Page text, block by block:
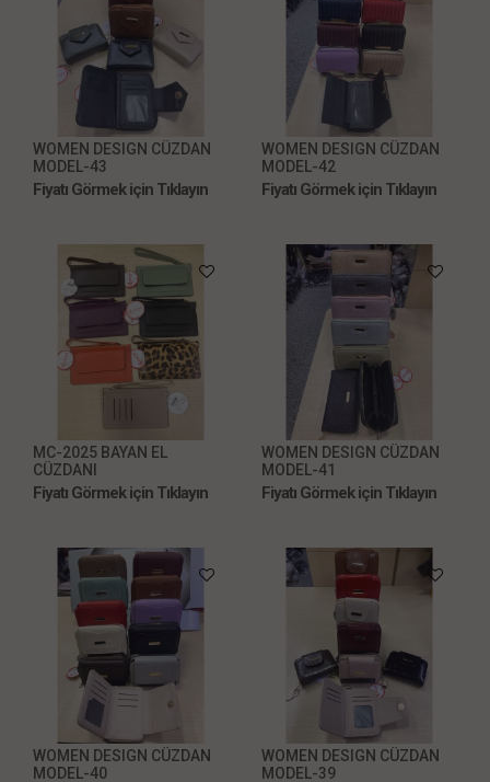
WOMEN DESIGN CÜZDAN
MODEL-43
Fiyatı Görmek için Tıklayın
WOMEN DESIGN CÜZDAN
MODEL-42
Fiyatı Görmek için Tıklayın
MC-2025 BAYAN EL
CÜZDANI
Fiyatı Görmek için Tıklayın
WOMEN DESIGN CÜZDAN
MODEL-41
Fiyatı Görmek için Tıklayın
WOMEN DESIGN CÜZDAN
MODEL-40
WOMEN DESIGN CÜZDAN
MODEL-39